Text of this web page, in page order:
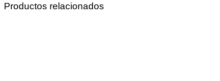
Productos relacionados